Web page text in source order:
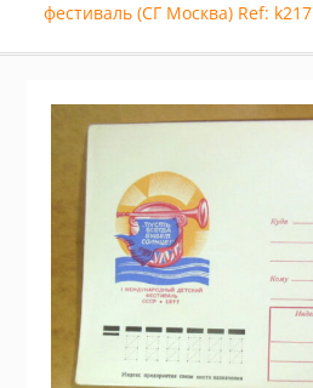
фестиваль (СГ Москва) Ref: k217